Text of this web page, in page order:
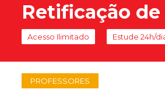
Retificação
Acesso Ilimitado Estude 24h/
PROFESSORES